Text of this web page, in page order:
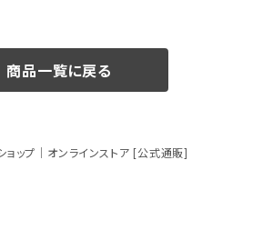
商品一覧に戻る
ップ｜オンラインストア [公式通販]